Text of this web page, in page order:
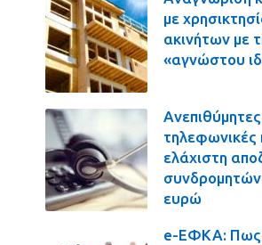
με
ακινήτων με
«αγνώστου
Ανεπιθύμητες
τηλεφωνικές
ελάχιστη
ευρώ
e-ΕΦΚΑ: Πως